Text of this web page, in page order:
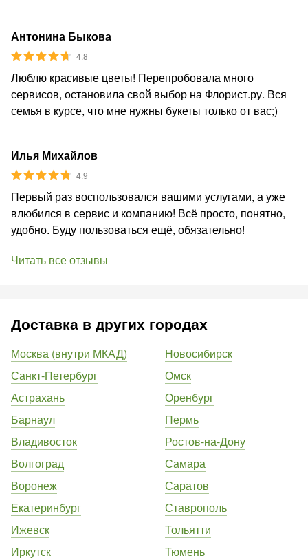
Антонина Быкова
4.8
Люблю красивые цветы! Перепробовала много
сервисов, остановила свой выбор на Флорист.ру. Вся
семья в курсе, что мне нужны букеты только от вас;)
Илья Михайлов
4.9
Первый раз воспользовался вашими услугами, а уже
влюбился в сервис и компанию! Всё просто, понятно,
удобно. Буду пользоваться ещё, обязательно!
Читать все отзывы
Доставка в других городах
Москва (внутри МКАД)
Санкт-Петербург
Астрахань
Барнаул
Владивосток
Волгоград
Воронеж
Екатеринбург
Ижевск
Иркутск
Новосибирск
Омск
Оренбург
Пермь
Ростов-на-Дону
Самара
Саратов
Ставрополь
Тольятти
Тюмень